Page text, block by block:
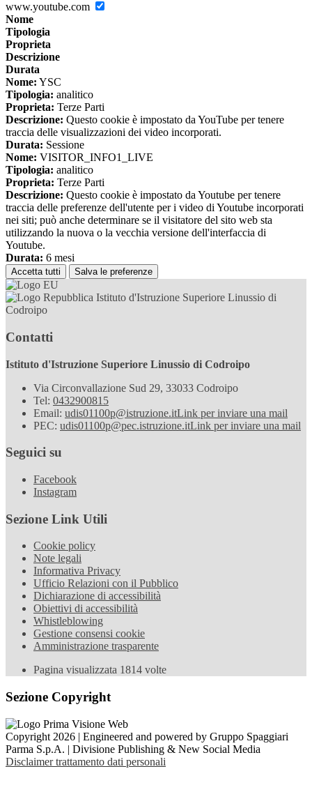
www.youtube.com
Nome
Tipologia
Proprieta
Descrizione
Durata
Nome: YSC
Tipologia: analitico
Proprieta: Terze Parti
Descrizione: Questo cookie è impostato da YouTube per tenere
traccia delle visualizzazioni dei video incorporati.
Durata: Sessione
Nome: VISITOR_INFO1_LIVE
Tipologia: analitico
Proprieta: Terze Parti
Descrizione: Questo cookie è impostato da Youtube per tenere
traccia delle preferenze dell'utente per i video di Youtube incorporati
nei siti; può anche determinare se il visitatore del sito web sta
utilizzando la nuova o la vecchia versione dell'interfaccia di
Youtube.
Durata: 6 mesi
Accetta tutti Salva le preferenze
Istituto d'Istruzione Superiore Linussio di
Codroipo
Contatti
Istituto d'Istruzione Superiore Linussio di Codroipo
Via Circonvallazione Sud 29, 33033 Codroipo
Tel: 0432900815
Email: udis01100p@istruzione.itLink per inviare una mail
PEC: udis01100p@pec.istruzione.itLink per inviare una mail
Seguici su
Facebook
Instagram
Sezione Link Utili
Cookie policy
Note legali
Informativa Privacy
Ufficio Relazioni con il Pubblico
Dichiarazione di accessibilità
Obiettivi di accessibilità
Whistleblowing
Gestione consensi cookie
Amministrazione trasparente
Pagina visualizzata 1814 volte
Sezione Copyright
Copyright 2026 | Engineered and powered by Gruppo Spaggiari
Parma S.p.A. | Divisione Publishing & New Social Media
Disclaimer trattamento dati personali